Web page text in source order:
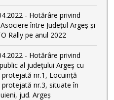
- Hotărâre privind
între Județul Argeș și
Rally pe anul 2022
- Hotărâre privind
al judeţului Argeş cu
nr.1, Locuință
nr.3, situate în
jud. Argeș